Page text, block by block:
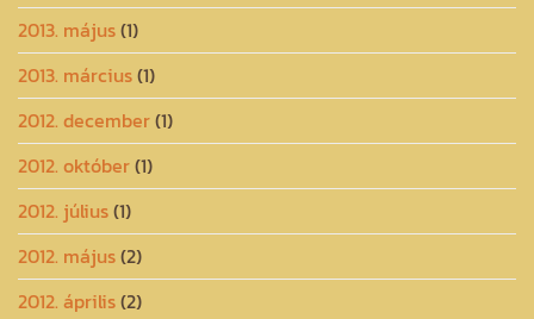
2013. május(1)
2013. március(1)
2012. december(1)
2012. október(1)
2012. július(1)
2012. május(2)
2012. április(2)